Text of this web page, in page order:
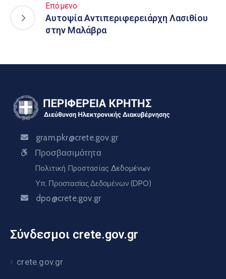
Επόμενο
Αυτοψία Αντιπεριφερειάρχη Λασιθίου
στην Μαλάβρα
gram.pkr@crete.gov.gr
Προσβασιμότητα
Πολιτική Προστασίας Δεδομένων
Υπ. Προστασίας Δεδομένων (DPO)
dpo@crete.gov.gr
Σύνδεσμοι crete.gov.gr
crete.gov.gr